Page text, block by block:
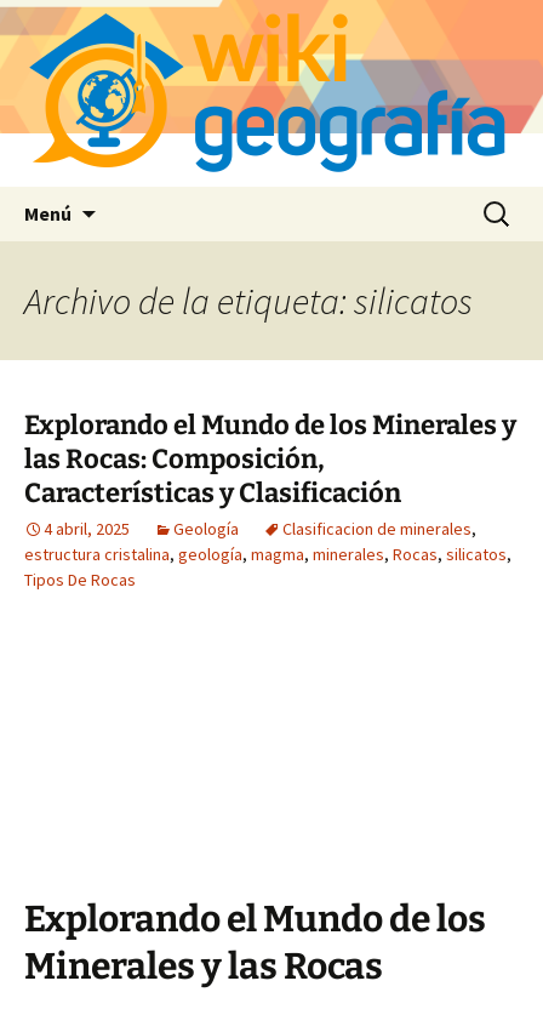
Menú Buscar:
Archivo de la etiqueta: silicatos
Explorando el Mundo de los Minerales y
las Rocas: Composición,
Características y Clasificación
4 abril, 2025 Geología Clasificacion de minerales,
estructura cristalina, geología, magma, minerales, Rocas, silicatos,
Tipos De Rocas
Explorando el Mundo de los
Minerales y las Rocas